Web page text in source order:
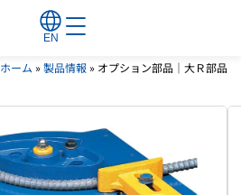
EN
ホーム »製品情報 » オプション部品｜大Ｒ部品